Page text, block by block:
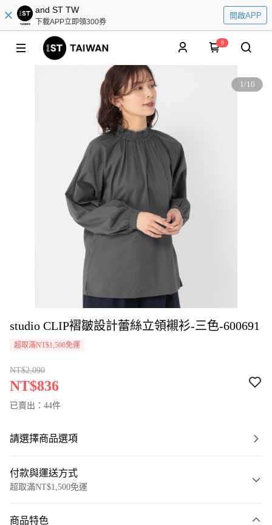
and ST TW
下載APP立即領300券
開啟APP
0
1/10
studio CLIP褶皺設計蕾絲立領襯衫-三色-600691
超取滿NT$1,500免運
NT$2,090
NT$836
已賣出：44件
請選擇商品選項
付款與運送方式
超取滿NT$1,500免運
商品特色